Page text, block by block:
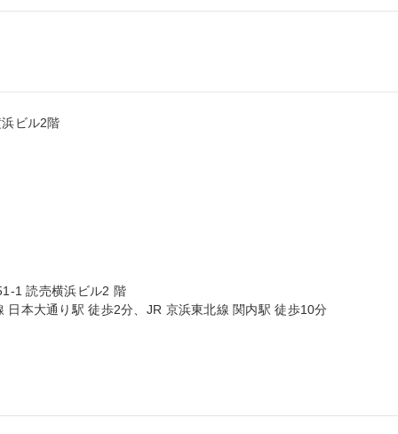
ビル2階
1 読売横浜ビル2 階
日本大通り駅 徒歩2分、JR 京浜東北線 関内駅 徒歩10分